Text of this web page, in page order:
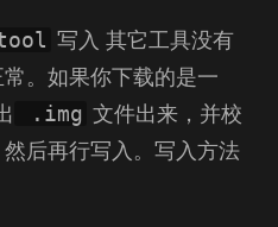
写入 其它工具没有
。如果你下载的是一
.img 文件出来，并校
然后再行写入。写入方法